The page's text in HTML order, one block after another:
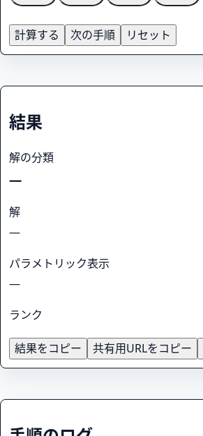
計算する 次の手順 リセット
結果
解の分類
—
解
—
パラメトリック表示
—
ランク
結果をコピー 共有用URLをコピー